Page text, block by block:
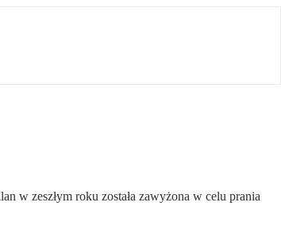
w zeszłym roku została zawyżona w celu prania